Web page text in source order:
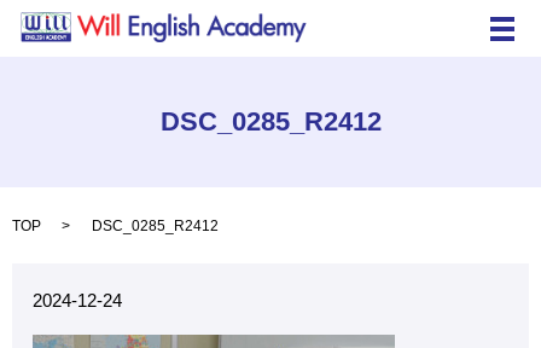
メ
DSC_0285_R2412
TOP DSC_0285_R2412
2024-12-24